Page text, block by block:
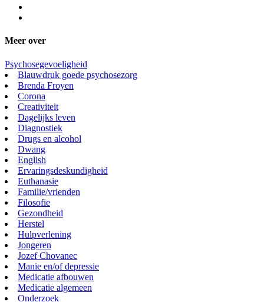
Meer over
Psychosegevoeligheid
Blauwdruk goede psychosezorg
Brenda Froyen
Corona
Creativiteit
Dagelijks leven
Diagnostiek
Drugs en alcohol
Dwang
English
Ervaringsdeskundigheid
Euthanasie
Familie/vrienden
Filosofie
Gezondheid
Herstel
Hulpverlening
Jongeren
Jozef Chovanec
Manie en/of depressie
Medicatie afbouwen
Medicatie algemeen
Onderzoek